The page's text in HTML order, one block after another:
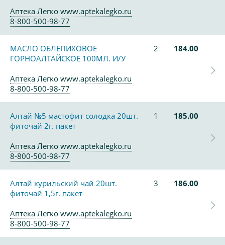
Аптека Легко www.aptekalegko.ru
8-800-500-98-77
МАСЛО ОБЛЕПИХОВОЕ
ГОРНОАЛТАЙСКОЕ 100МЛ. И/У
2 184.00
Аптека Легко www.aptekalegko.ru
8-800-500-98-77
Алтай №5 мастофит солодка 20шт.
фиточай 2г. пакет
1 185.00
Аптека Легко www.aptekalegko.ru
8-800-500-98-77
Алтай курильский чай 20шт.
фиточай 1,5г. пакет
3 186.00
Аптека Легко www.aptekalegko.ru
8-800-500-98-77